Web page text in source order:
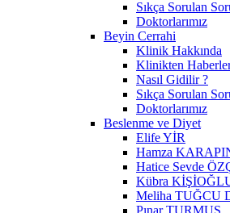
Sıkça Sorulan
Doktorlarımız
Beyin Cerrahi
Klinik Hakkında
Klinikten
Nasıl Gidilir ?
Sıkça Sorulan
Doktorlarımız
Beslenme ve Diyet
Elife YİR
Hamza
Hatice Sevde
Kübra
Meliha TUĞCU
Pınar TURMUŞ